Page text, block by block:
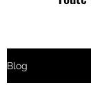
Blog